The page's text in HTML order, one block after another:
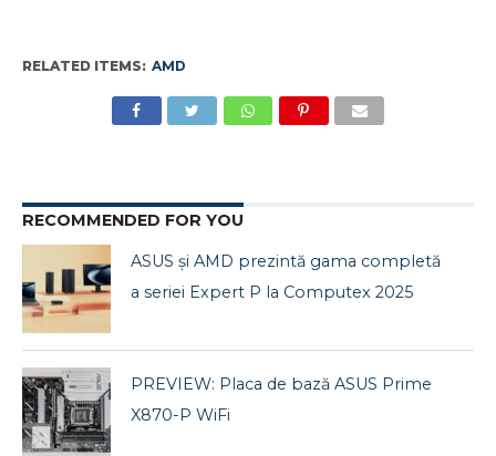
RELATED ITEMS: AMD
RECOMMENDED FOR YOU
ASUS și AMD prezintă gama completă
a seriei Expert P la Computex 2025
PREVIEW: Placa de bază ASUS Prime
X870-P WiFi